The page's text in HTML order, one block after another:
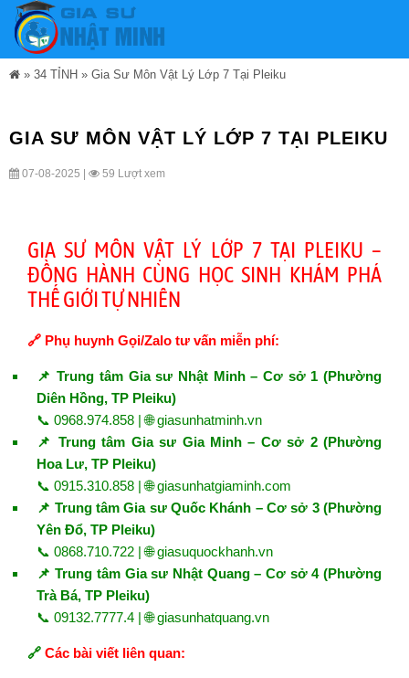
» 34 TỈNH » Gia Sư Môn Vật Lý Lớp 7 Tại Pleiku
GIA SƯ MÔN VẬT LÝ LỚP 7 TẠI PLEIKU
07-08-2025 | 59 Lượt xem
GIA SƯ MÔN VẬT LÝ LỚP 7 TẠI PLEIKU –
ĐỒNG HÀNH CÙNG HỌC SINH KHÁM PHÁ
THẾ GIỚI TỰ NHIÊN
🔗 Phụ huynh Gọi/Zalo tư vấn miễn phí:
📌 Trung tâm Gia sư Nhật Minh – Cơ sở 1 (Phường
Diên Hồng, TP Pleiku)
📞 0968.974.858 | 🌐giasunhatminh.vn
📌 Trung tâm Gia sư Gia Minh – Cơ sở 2 (Phường
Hoa Lư, TP Pleiku)
📞 0915.310.858 | 🌐giasunhatgiaminh.com
📌 Trung tâm Gia sư Quốc Khánh – Cơ sở 3 (Phường
Yên Đổ, TP Pleiku)
📞 0868.710.722 | 🌐giasuquockhanh.vn
📌 Trung tâm Gia sư Nhật Quang – Cơ sở 4 (Phường
Trà Bá, TP Pleiku)
📞 09132.7777.4 | 🌐giasunhatquang.vn
🔗 Các bài viết liên quan: